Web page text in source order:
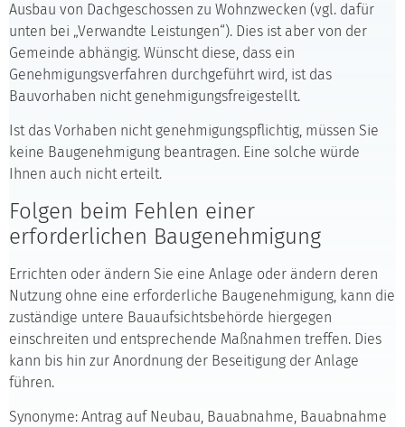
Ausbau von Dachgeschossen zu Wohnzwecken (vgl. dafür
unten bei „Verwandte Leistungen“). Dies ist aber von der
Gemeinde abhängig. Wünscht diese, dass ein
Genehmigungsverfahren durchgeführt wird, ist das
Bauvorhaben nicht genehmigungsfreigestellt.
Ist das Vorhaben nicht genehmigungspflichtig, müssen Sie
keine Baugenehmigung beantragen. Eine solche würde
Ihnen auch nicht erteilt.
Folgen beim Fehlen einer
erforderlichen Baugenehmigung
Errichten oder ändern Sie eine Anlage oder ändern deren
Nutzung ohne eine erforderliche Baugenehmigung, kann die
zuständige untere Bauaufsichtsbehörde hiergegen
einschreiten und entsprechende Maßnahmen treffen. Dies
kann bis hin zur Anordnung der Beseitigung der Anlage
führen.
Synonyme: Antrag auf Neubau, Bauabnahme, Bauabnahme